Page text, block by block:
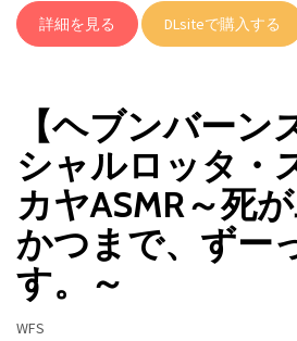
詳細を見る DLsiteで購入する
【ヘブンバーン
シャルロッタ・
カヤASMR～死
かつまで、ずー
す。～
WFS